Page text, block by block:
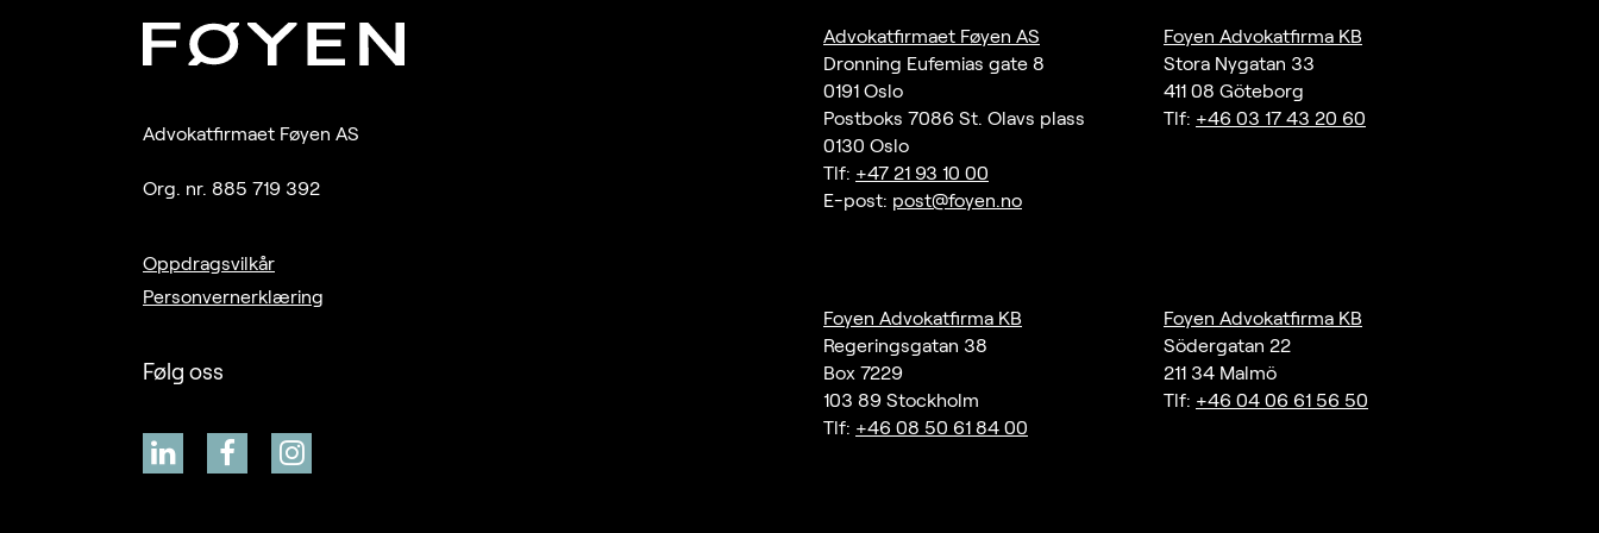
Advokatfirmaet Føyen AS
Org. nr. 885 719 392
Oppdragsvilkår
Personvernerklæring
Følg oss
Advokatfirmaet Føyen AS
Dronning Eufemias gate 8
0191 Oslo
Postboks 7086 St. Olavs plass
0130 Oslo
Tlf: +47 21 93 10 00
E-post: post@foyen.no
Foyen Advokatfirma KB
Stora Nygatan 33
411 08 Göteborg
Tlf: +46 03 17 43 20 60
Foyen Advokatfirma KB
Regeringsgatan 38
Box 7229
103 89 Stockholm
Tlf: +46 08 50 61 84 00
Foyen Advokatfirma KB
Södergatan 22
211 34 Malmö
Tlf: +46 04 06 61 56 50